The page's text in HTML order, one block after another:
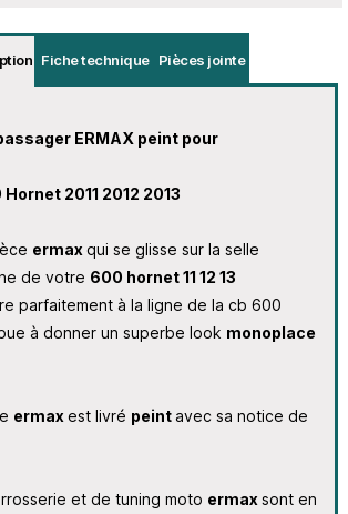
Fiche technique Pièces jointe
ERMAX peint pour
2011 2012 2013
ermax qui se glisse sur la selle
de votre 600 hornet 11 12 13
parfaitement à la ligne de la cb 600
à donner un superbe look monoplace
ermax est livré peintavec sa notice de
et de tuning moto ermax sont en